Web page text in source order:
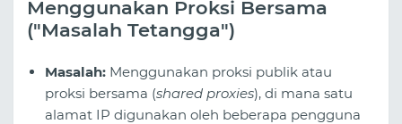
Menggunakan Proksi Bersama
("Masalah Tetangga")
Masalah: Menggunakan proksi publik atau
proksi bersama (shared proxies), di mana satu
alamat IP digunakan oleh beberapa pengguna